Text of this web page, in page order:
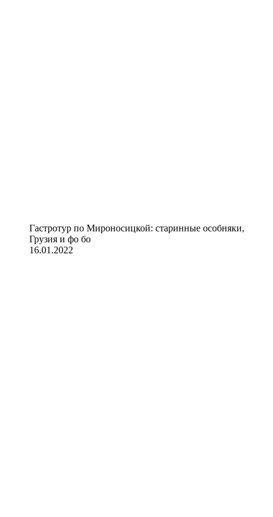
Гастротур по Мироносицкой: старинные особняки,
Грузия и фо бо
16.01.2022